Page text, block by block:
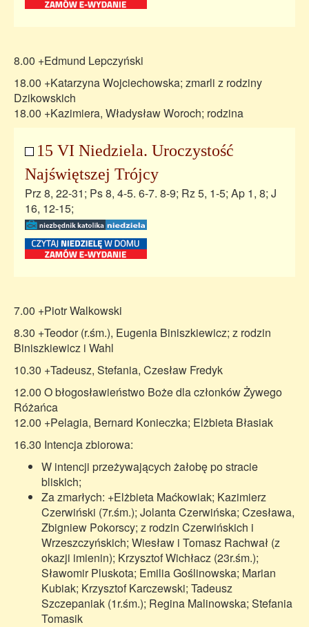
8.00 +Edmund Lepczyński
18.00 +Katarzyna Wojciechowska; zmarli z rodziny
Dzikowskich
18.00 +Kazimiera, Władysław Woroch; rodzina
15 VI Niedziela. Uroczystość
Najświętszej Trójcy
Prz 8, 22-31; Ps 8, 4-5. 6-7. 8-9; Rz 5, 1-5; Ap 1, 8; J
16, 12-15;
7.00 +Piotr Walkowski
8.30 +Teodor (r.śm.), Eugenia Biniszkiewicz; z rodzin
Biniszkiewicz i Wahl
10.30 +Tadeusz, Stefania, Czesław Fredyk
12.00 O błogosławieństwo Boże dla członków Żywego
Różańca
12.00 +Pelagia, Bernard Konieczka; Elżbieta Błasiak
16.30 Intencja zbiorowa:
W intencji przeżywających żałobę po stracie
bliskich;
Za zmarłych: +Elżbieta Maćkowiak; Kazimierz
Czerwiński (7r.śm.); Jolanta Czerwińska; Czesława,
Zbigniew Pokorscy; z rodzin Czerwińskich i
Wrzeszczyńskich; Wiesław i Tomasz Rachwał (z
okazji imienin); Krzysztof Wichłacz (23r.śm.);
Sławomir Pluskota; Emilia Goślinowska; Marian
Kubiak; Krzysztof Karczewski; Tadeusz
Szczepaniak (1r.śm.); Regina Malinowska; Stefania
Tomasik